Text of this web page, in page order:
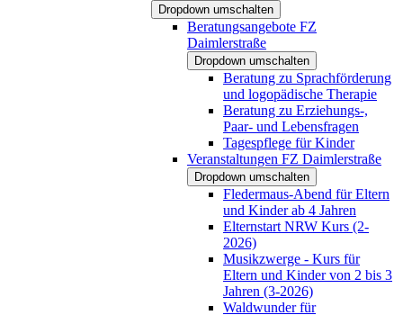
Dropdown umschalten
Beratungsangebote FZ
Daimlerstraße
Dropdown umschalten
Beratung zu Sprachförderung
und logopädische Therapie
Beratung zu Erziehungs-,
Paar- und Lebensfragen
Tagespflege für Kinder
Veranstaltungen FZ Daimlerstraße
Dropdown umschalten
Fledermaus-Abend für Eltern
und Kinder ab 4 Jahren
Elternstart NRW Kurs (2-
2026)
Musikzwerge - Kurs für
Eltern und Kinder von 2 bis 3
Jahren (3-2026)
Waldwunder für